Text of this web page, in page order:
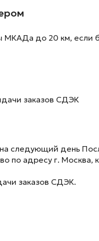
до 20 км, если
заказов СДЭК
следующий день
по адресу г.
заказов СДЭК.